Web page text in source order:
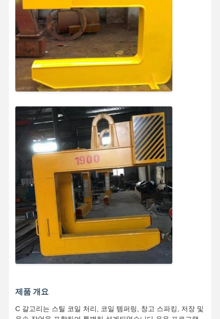
공장 투어 품질 관리 연락처
모든 케이스
지금 챗팅하
크레인 바퀴
와이어 로프 드럼
크레인 후크
엔드 캐리지
크레인 롤리 블록
잡기
기중기
감아 올리기
수송 설비
제품 개요
C 갈고리는 스틸 코일 처리, 코일 템퍼링, 창고 스파킹, 저장 및